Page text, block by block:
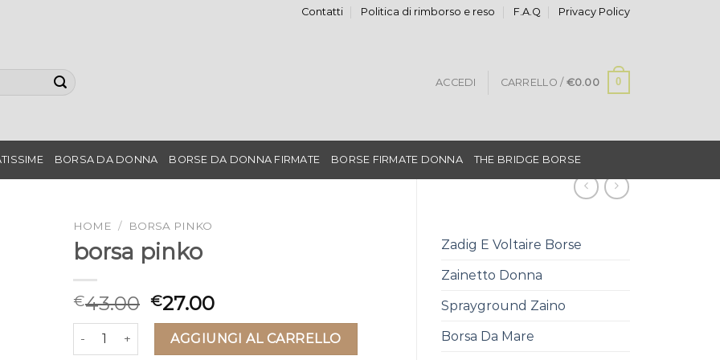
Contatti Politica di rimborso e reso F.A.Q Privacy Policy
ACCEDI CARRELLO / €0.00 0
BORSA DA DONNA BORSE DA DONNA FIRMATE BORSE FIRMATE DONNA THE BRIDGE BORSE
Zadig E Voltaire Borse
Zainetto Donna
Sprayground Zaino
Borsa Da Mare
HOME / BORSA PINKO
borsa pinko
€43.00 €27.00
borsa pinko quantitàAGGIUNGI AL CARRELLO